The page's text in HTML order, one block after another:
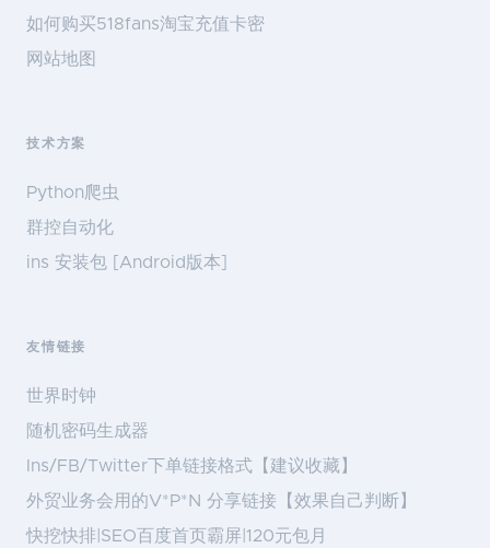
如何购买518fans淘宝充值卡密
网站地图
技术方案
Python爬虫
群控自动化
ins 安装包 [Android版本]
友情链接
世界时钟
随机密码生成器
Ins/FB/Twitter下单链接格式【建议收藏】
外贸业务会用的V*P*N 分享链接【效果自己判断】
快挖快排|SEO百度首页霸屏|120元包月